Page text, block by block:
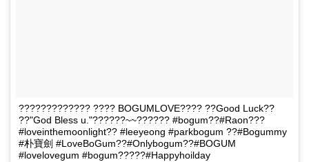
????????????? ???? BOGUMLOVE???? ??Good Luck??
??"God Bless u."??????~~?????? #bogum??#Raon???
#loveinthemoonlight?? #leeyeong #parkbogum ??#Bogummy
#朴寶劍 #LoveBoGum??#Onlybogum??#BOGUM
#lovelovegum #bogum?????#Happyhoilday